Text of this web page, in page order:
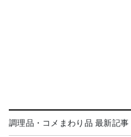
調理品・コメまわり品 最新記事